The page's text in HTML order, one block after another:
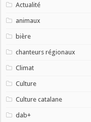
Actualité
animaux
bière
chanteurs régionaux
Climat
Culture
Culture catalane
dab+